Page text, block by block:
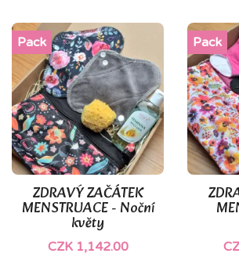
ZDRAVÝ ZAČÁTEK
MENSTRUACE - Noční
květy
CZK 1,142.00
Pack Pack